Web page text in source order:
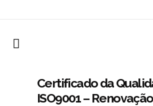
Certificado da
ISO9001 – Renovação